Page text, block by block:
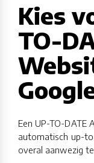
Kies
TO-
Een UP-TO-DATE
automatisch up-
overal aanwezig te